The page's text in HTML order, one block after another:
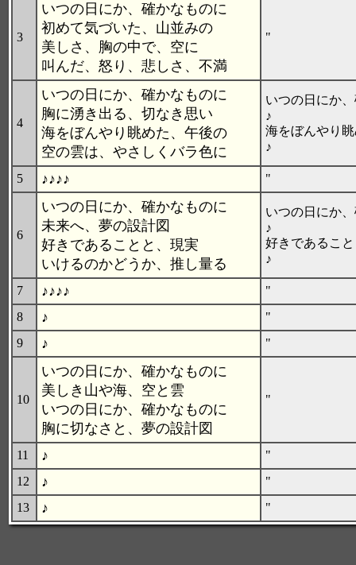
3
いつの日にか、確かなものに
初めて気づいた、山並みの
美しさ、胸の中で、空に
叫んだ、怒り、悲しさ、不満
"
4
いつの日にか、確かなものに
胸に湧き出る、切なき思い
海をぼんやり眺めた、午後の
空の雲は、やさしくバラ色に
いつの日にか
♪
海をぼんやり
♪
5 ♪♪♪♪ "
6
いつの日にか、確かなものに
未来へ、夢の設計図
好きであることと、現実
いけるのかどうか、推し量る
いつの日にか
♪
好きであるこ
♪
7 ♪♪♪♪
"
8
♪
"
9
♪ "
10
いつの日にか、確かなものに
美しき山や海、空と雲
いつの日にか、確かなものに
胸に切なさと、夢の設計図
"
11 ♪
"
12
♪
"
13
♪ "